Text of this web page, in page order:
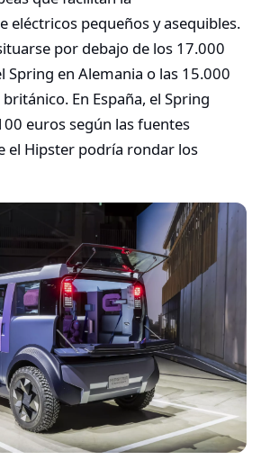
eléctricos pequeños y asequibles.
por debajo de los 17.000
Spring en Alemania o las 15.000
En España, el Spring
euros según las fuentes
el Hipster podría rondar los